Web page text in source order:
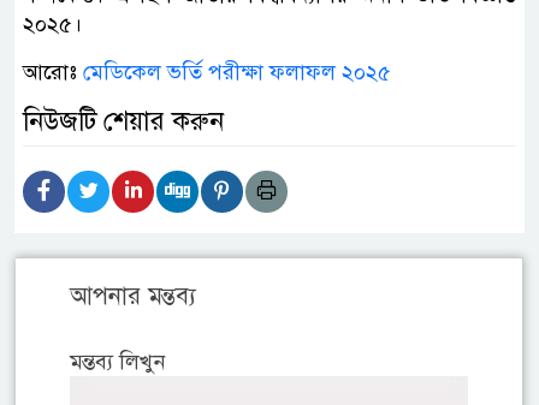
২০২৫।
আরোঃ মেডিকেল ভর্তি পরীক্ষা ফলাফল ২০২৫
নিউজটি শেয়ার করুন
আপনার মন্তব্য
মন্তব্য লিখুন